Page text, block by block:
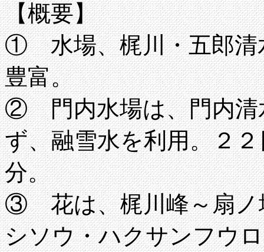
【概要】
① 水場、梶川・五郎清
豊富。
② 門内水場は、門内清
ず、融雪水を利用。２
分。
③ 花は、梶川峰～扇ノ
シソウ・ハクサンフウ